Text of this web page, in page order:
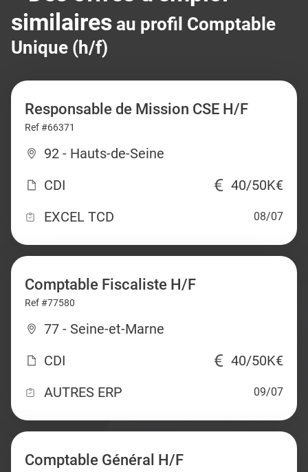
similaires au profil Comptable
Unique (h/f)
Responsable de Mission CSE H/F
Ref #66371
92 - Hauts-de-Seine
CDI
40/50K€
EXCEL TCD
08/07
Comptable Fiscaliste H/F
Ref #77580
77 - Seine-et-Marne
CDI
40/50K€
AUTRES ERP
09/07
Comptable Général H/F